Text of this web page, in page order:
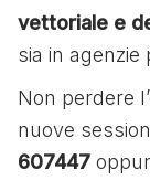
vettoriale e
sia in
Non perdere
nuove
607447